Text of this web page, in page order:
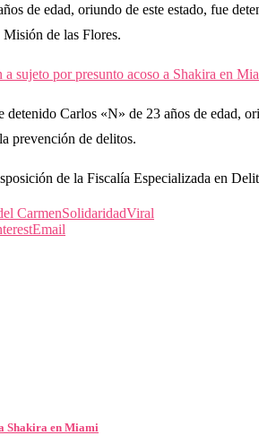
de edad, oriundo de este estado, fue
de las Flores.
a sujeto por presunto acoso a Shakira en
Carlos «N» de 23 años de edad,
prevención de delitos.
de la Fiscalía Especializada en
CarmenSolidaridadViral
Email
Shakira en Miami